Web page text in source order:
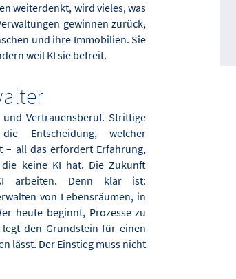
weiterdenkt, wird vieles, was
gewinnen zurück,
und ihre Immobilien. Sie
weil KI sie befreit.
Vertrauensberuf. Strittige
die Entscheidung, welcher
– all das erfordert Erfahrung,
die keine KI hat. Die Zukunft
arbeiten. Denn klar ist:
von Lebensräumen, in
heute beginnt, Prozesse zu
den Grundstein für einen
lässt. Der Einstieg muss nicht